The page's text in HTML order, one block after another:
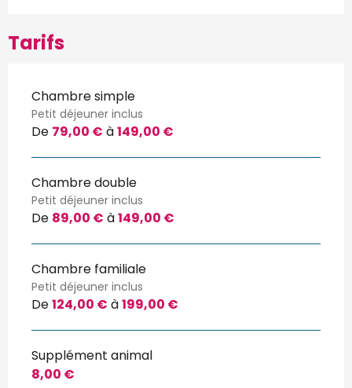
Tarifs
Chambre simple
Petit déjeuner inclus
De 79,00 € à149,00 €
Chambre double
Petit déjeuner inclus
De 89,00 € à149,00 €
Chambre familiale
Petit déjeuner inclus
De124,00 € à199,00 €
Supplément animal
8,00 €